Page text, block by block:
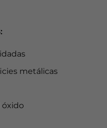
metálicas
óxido